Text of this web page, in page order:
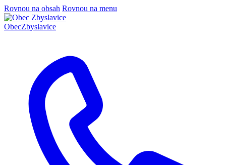
Rovnou na obsah Rovnou na menu
ObecZbyslavice